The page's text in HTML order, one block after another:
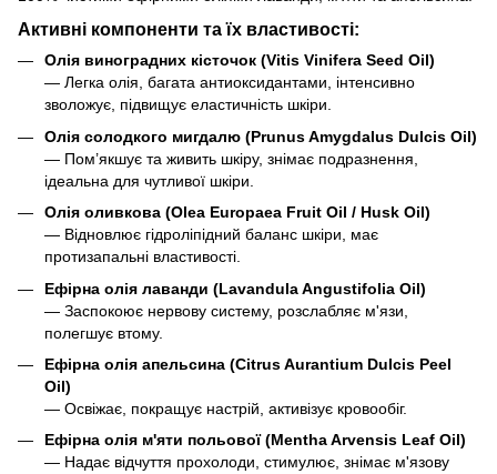
Активні компоненти та їх властивості:
Олія виноградних кісточок (Vitis Vinifera Seed Oil)
— Легка олія, багата антиоксидантами, інтенсивно
зволожує, підвищує еластичність шкіри.
Олія солодкого мигдалю (Prunus Amygdalus Dulcis Oil)
— Пом’якшує та живить шкіру, знімає подразнення,
ідеальна для чутливої шкіри.
Олія оливкова (Olea Europaea Fruit Oil / Husk Oil)
— Відновлює гідроліпідний баланс шкіри, має
протизапальні властивості.
Ефірна олія лаванди (Lavandula Angustifolia Oil)
— Заспокоює нервову систему, розслабляє м'язи,
полегшує втому.
Ефірна олія апельсина (Citrus Aurantium Dulcis Peel
Oil)
— Освіжає, покращує настрій, активізує кровообіг.
Ефірна олія м'яти польової (Mentha Arvensis Leaf Oil)
— Надає відчуття прохолоди, стимулює, знімає м'язову